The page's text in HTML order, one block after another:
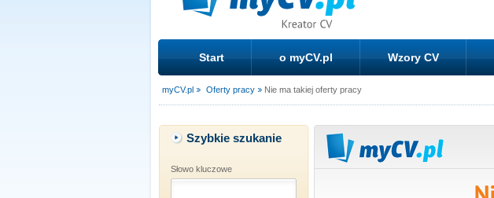
Start o myCV.pl Wzory CV
myCV.pl Oferty pracy Nie ma takiej oferty pracy
Szybkie szukanie
Słowo kluczowe